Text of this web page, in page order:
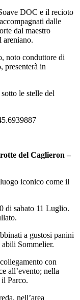
DOC e il recioto
dalle
dal maestro
noto conduttore di
presenterà in
le stelle del
del Caglieron –
iconico come il
di sabato 11 Luglio.
a gustosi panini
Sommelier.
con
all’evento; nella
il Parco.
nell’area